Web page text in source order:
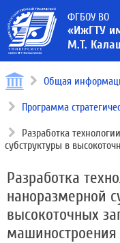
ФГБОУ ВО
«ИжГТУ
М.Т.
Общая
Программа
Разработка
субструктуры в
Разработка
наноразмерной
высокоточных
машиностроения